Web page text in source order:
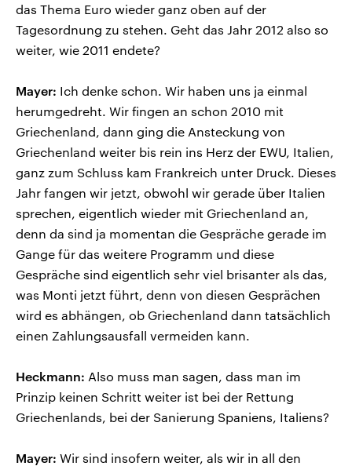
das Thema Euro wieder ganz oben auf der
Tagesordnung zu stehen. Geht das Jahr 2012 also so
weiter, wie 2011 endete?
Mayer: Ich denke schon. Wir haben uns ja einmal
herumgedreht. Wir fingen an schon 2010 mit
Griechenland, dann ging die Ansteckung von
Griechenland weiter bis rein ins Herz der EWU, Italien,
ganz zum Schluss kam Frankreich unter Druck. Dieses
Jahr fangen wir jetzt, obwohl wir gerade über Italien
sprechen, eigentlich wieder mit Griechenland an,
denn da sind ja momentan die Gespräche gerade im
Gange für das weitere Programm und diese
Gespräche sind eigentlich sehr viel brisanter als das,
was Monti jetzt führt, denn von diesen Gesprächen
wird es abhängen, ob Griechenland dann tatsächlich
einen Zahlungsausfall vermeiden kann.
Heckmann: Also muss man sagen, dass man im
Prinzip keinen Schritt weiter ist bei der Rettung
Griechenlands, bei der Sanierung Spaniens, Italiens?
Mayer: Wir sind insofern weiter, als wir in all den